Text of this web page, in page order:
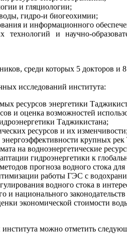
и гляциологии;
гидро-и биогеохимии;
и информационного
технологий и научно-
среди которых 5 докторов и
исследований института:
ресурсов энергетики
и оценка возможностей
Таджикистана;
ресурсов и их изменчивости;
энергоэффективности крупных
на водноэнергетические
гидроэнергетики к
прогноза водного стока
работы ГЭС с
водного стока в
и национального
экономической стоимости
можно отметить